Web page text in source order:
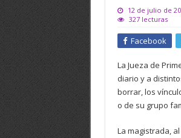
12 de julio de
327 lecturas
Facebook
La Jueza de
diario y a
borrar, los
o de su grupo
La magistrada,